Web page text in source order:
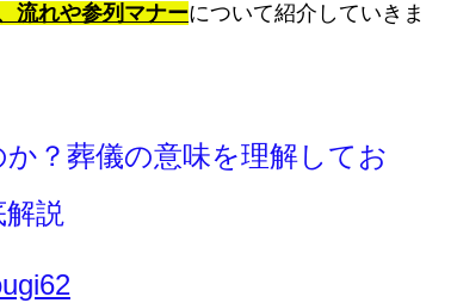
流れや参列マナーについて紹介していきま
？葬儀の意味を理解してお
説